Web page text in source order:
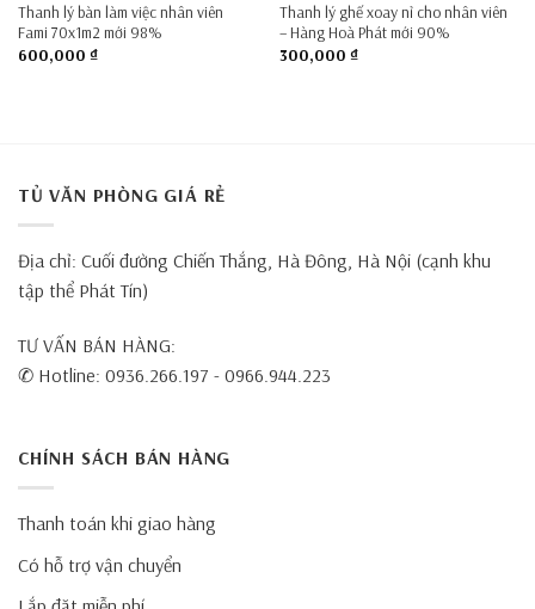
Thanh lý bàn làm việc nhân viên
Fami 70x1m2 mới 98%
600,000 ₫
Thanh lý ghế xoay nỉ cho nhân viên
– Hàng Hoà Phát mới 90%
300,000 ₫
TỦ VĂN PHÒNG GIÁ RẺ
Địa chỉ: Cuối đường Chiến Thắng, Hà Đông, Hà Nội (cạnh khu
tập thể Phát Tín)
TƯ VẤN BÁN HÀNG:
✆ Hotline: 0936.266.197 - 0966.944.223
CHÍNH SÁCH BÁN HÀNG
Thanh toán khi giao hàng
Có hỗ trợ vận chuyển